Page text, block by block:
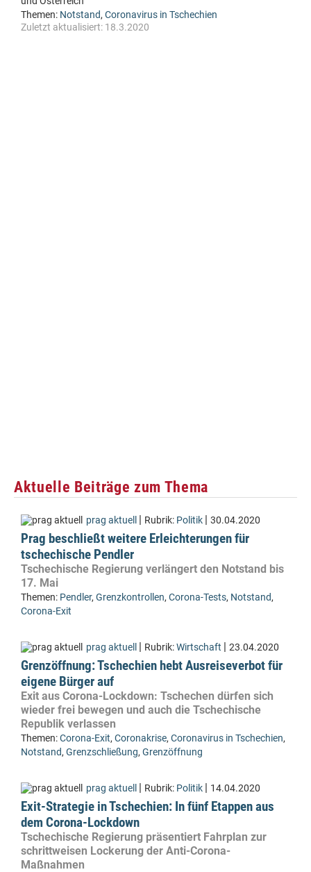
Themen: Notstand, Coronavirus in Tschechien
Zuletzt aktualisiert: 18.3.2020
Aktuelle Beiträge zum Thema
prag aktuell | Rubrik: Politik | 30.04.2020
Prag beschließt weitere Erleichterungen für
tschechische Pendler
Tschechische Regierung verlängert den Notstand bis
17. Mai
Themen: Pendler, Grenzkontrollen, Corona-Tests, Notstand,
Corona-Exit
prag aktuell | Rubrik:Wirtschaft | 23.04.2020
Grenzöffnung: Tschechien hebt Ausreiseverbot für
eigene Bürger auf
Exit aus Corona-Lockdown: Tschechen dürfen sich
wieder frei bewegen und auch die Tschechische
Republik verlassen
Themen:Corona-Exit, Coronakrise, Coronavirus in Tschechien,
Notstand, Grenzschließung, Grenzöffnung
prag aktuell | Rubrik: Politik | 14.04.2020
Exit-Strategie in Tschechien: In fünf Etappen aus
dem Corona-Lockdown
Tschechische Regierung präsentiert Fahrplan zur
schrittweisen Lockerung der Anti-Corona-
Maßnahmen